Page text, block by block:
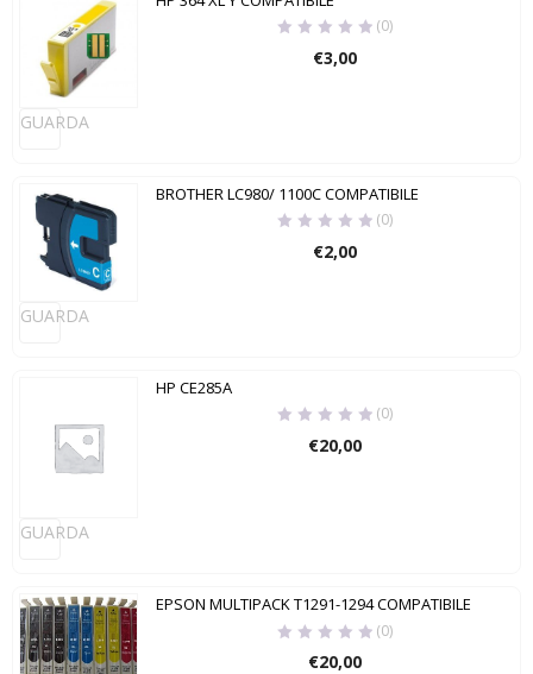
GUARDA
(0)
€3,00
GUARDA
BROTHER LC980/ 1100C COMPATIBILE
(0)
€2,00
GUARDA
HP CE285A
(0)
€20,00
EPSON MULTIPACK T1291-1294 COMPATIBILE
(0)
€20,00